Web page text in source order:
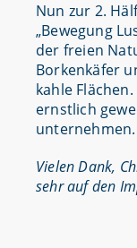
Nun zur 2.
„Bewegung
der freien
Borkenkäfer
kahle
ernstlich
unternehmen.
Vielen Dank,
sehr auf den